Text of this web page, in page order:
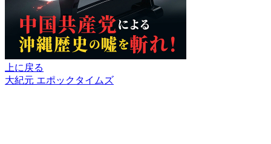
上に戻る
大紀元 エポックタイムズ